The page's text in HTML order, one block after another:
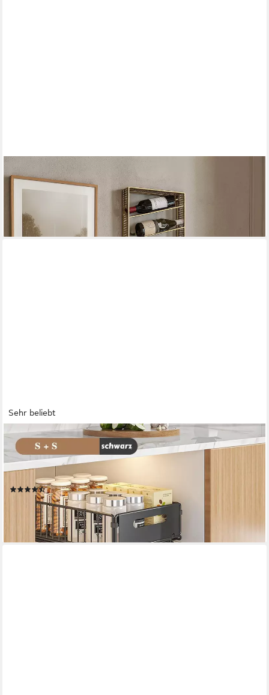
MOEBEL-DIREKT-ONLINE
Weinregal Ruby, 1-tlg., 8 Flaschenablagen
-25%
lieferbar - in 5-6 Werktagen bei dir
Sehr beliebt
GARVEEMORE
Küchenorganizer-Set Teleskopschublade, Faltbare Ausziehbarer
Schrank Organizer, (2-tlg), Slide Out Schrank,Kein Bohren
erforderlich,geeignet für Küche,Schränke
(31)
ab 27,47 € UVP45,79 €
lieferbar - in 3-4 Werktagen bei dir